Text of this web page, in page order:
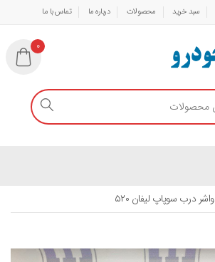
سبد خرید محصولات درباره ما تماس با ما
0
واشر درب سوپاپ لیفان ۵۲۰